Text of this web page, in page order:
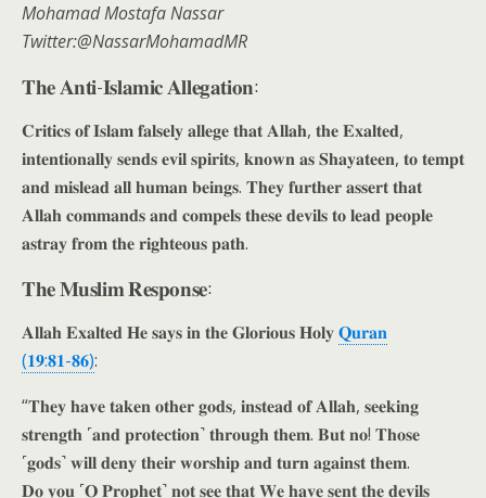
Mohamad Mostafa Nassar
Twitter:@NassarMohamadMR
𝐓𝐡𝐞 𝐀𝐧𝐭𝐢-𝐈𝐬𝐥𝐚𝐦𝐢𝐜 𝐀𝐥𝐥𝐞𝐠𝐚𝐭𝐢𝐨𝐧:
𝐂𝐫𝐢𝐭𝐢𝐜𝐬 𝐨𝐟 𝐈𝐬𝐥𝐚𝐦 𝐟𝐚𝐥𝐬𝐞𝐥𝐲 𝐚𝐥𝐥𝐞𝐠𝐞 𝐭𝐡𝐚𝐭 𝐀𝐥𝐥𝐚𝐡, 𝐭𝐡𝐞 𝐄𝐱𝐚𝐥𝐭𝐞𝐝,
𝐢𝐧𝐭𝐞𝐧𝐭𝐢𝐨𝐧𝐚𝐥𝐥𝐲 𝐬𝐞𝐧𝐝𝐬 𝐞𝐯𝐢𝐥 𝐬𝐩𝐢𝐫𝐢𝐭𝐬, 𝐤𝐧𝐨𝐰𝐧 𝐚𝐬 𝐒𝐡𝐚𝐲𝐚𝐭𝐞𝐞𝐧, 𝐭𝐨 𝐭𝐞𝐦𝐩𝐭
𝐚𝐧𝐝 𝐦𝐢𝐬𝐥𝐞𝐚𝐝 𝐚𝐥𝐥 𝐡𝐮𝐦𝐚𝐧 𝐛𝐞𝐢𝐧𝐠𝐬. 𝐓𝐡𝐞𝐲 𝐟𝐮𝐫𝐭𝐡𝐞𝐫 𝐚𝐬𝐬𝐞𝐫𝐭 𝐭𝐡𝐚𝐭
𝐀𝐥𝐥𝐚𝐡 𝐜𝐨𝐦𝐦𝐚𝐧𝐝𝐬 𝐚𝐧𝐝 𝐜𝐨𝐦𝐩𝐞𝐥𝐬 𝐭𝐡𝐞𝐬𝐞 𝐝𝐞𝐯𝐢𝐥𝐬 𝐭𝐨 𝐥𝐞𝐚𝐝 𝐩𝐞𝐨𝐩𝐥𝐞
𝐚𝐬𝐭𝐫𝐚𝐲 𝐟𝐫𝐨𝐦 𝐭𝐡𝐞 𝐫𝐢𝐠𝐡𝐭𝐞𝐨𝐮𝐬 𝐩𝐚𝐭𝐡.
𝐓𝐡𝐞 𝐌𝐮𝐬𝐥𝐢𝐦 𝐑𝐞𝐬𝐩𝐨𝐧𝐬𝐞:
𝐀𝐥𝐥𝐚𝐡 𝐄𝐱𝐚𝐥𝐭𝐞𝐝 𝐇𝐞 𝐬𝐚𝐲𝐬 𝐢𝐧 𝐭𝐡𝐞 𝐆𝐥𝐨𝐫𝐢𝐨𝐮𝐬 𝐇𝐨𝐥𝐲𝐐𝐮𝐫𝐚𝐧
(𝟏𝟗:𝟖𝟏-𝟖𝟔):
“𝐓𝐡𝐞𝐲 𝐡𝐚𝐯𝐞 𝐭𝐚𝐤𝐞𝐧 𝐨𝐭𝐡𝐞𝐫 𝐠𝐨𝐝𝐬, 𝐢𝐧𝐬𝐭𝐞𝐚𝐝 𝐨𝐟 𝐀𝐥𝐥𝐚𝐡, 𝐬𝐞𝐞𝐤𝐢𝐧𝐠
𝐬𝐭𝐫𝐞𝐧𝐠𝐭𝐡 ˹𝐚𝐧𝐝 𝐩𝐫𝐨𝐭𝐞𝐜𝐭𝐢𝐨𝐧˺ 𝐭𝐡𝐫𝐨𝐮𝐠𝐡 𝐭𝐡𝐞𝐦. 𝐁𝐮𝐭 𝐧𝐨! 𝐓𝐡𝐨𝐬𝐞
˹𝐠𝐨𝐝𝐬˺ 𝐰𝐢𝐥𝐥 𝐝𝐞𝐧𝐲 𝐭𝐡𝐞𝐢𝐫 𝐰𝐨𝐫𝐬𝐡𝐢𝐩 𝐚𝐧𝐝 𝐭𝐮𝐫𝐧 𝐚𝐠𝐚𝐢𝐧𝐬𝐭 𝐭𝐡𝐞𝐦.
𝐃𝐨 𝐲𝐨𝐮 ˹𝐎 𝐏𝐫𝐨𝐩𝐡𝐞𝐭˺ 𝐧𝐨𝐭 𝐬𝐞𝐞 𝐭𝐡𝐚𝐭 𝐖𝐞 𝐡𝐚𝐯𝐞 𝐬𝐞𝐧𝐭 𝐭𝐡𝐞 𝐝𝐞𝐯𝐢𝐥𝐬